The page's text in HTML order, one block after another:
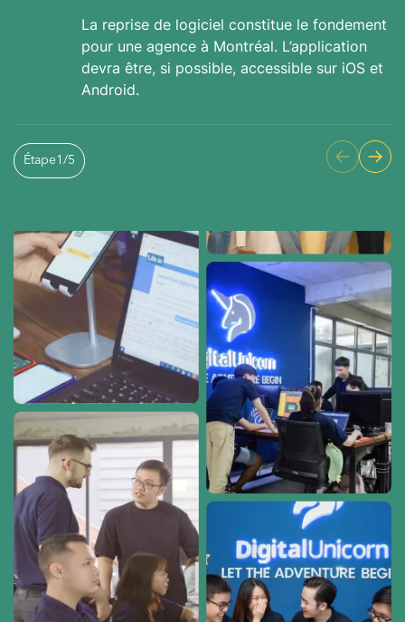
La reprise de logiciel constitue le fondement
pour une agence à Montréal. L’application
devra être, si possible, accessible sur iOS et
Android.
Étape1 /5